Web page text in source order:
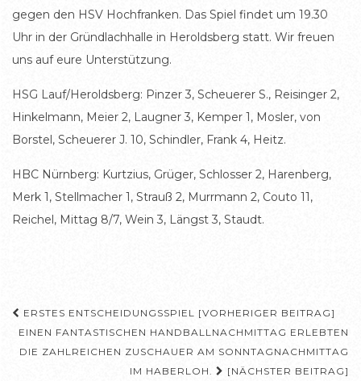
gegen den HSV Hochfranken. Das Spiel findet um 19.30
Uhr in der Gründlachhalle in Heroldsberg statt. Wir freuen
uns auf eure Unterstützung.
HSG Lauf/Heroldsberg: Pinzer 3, Scheuerer S., Reisinger 2,
Hinkelmann, Meier 2, Laugner 3, Kemper 1, Mosler, von
Borstel, Scheuerer J. 10, Schindler, Frank 4, Heitz.
HBC Nürnberg: Kurtzius, Grüger, Schlosser 2, Harenberg,
Merk 1, Stellmacher 1, Strauß 2, Murrmann 2, Couto 11,
Reichel, Mittag 8/7, Wein 3, Längst 3, Staudt.
Beitragsnavigation
ERSTES ENTSCHEIDUNGSSPIEL [VORHERIGER BEITRAG]
EINEN FANTASTISCHEN HANDBALLNACHMITTAG ERLEBTEN
DIE ZAHLREICHEN ZUSCHAUER AM SONNTAGNACHMITTAG
IM HABERLOH.
[NÄCHSTER BEITRAG]